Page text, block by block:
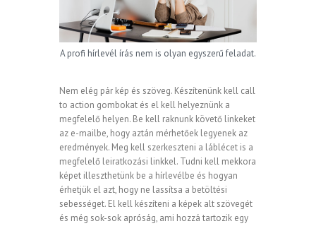
A profi hírlevél írás nem is olyan egyszerű feladat.
Nem elég pár kép és szöveg. Készítenünk kell call
to action gombokat és el kell helyeznünk a
megfelelő helyen. Be kell raknunk követő linkeket
az e-mailbe, hogy aztán mérhetőek legyenek az
eredmények. Meg kell szerkeszteni a láblécet is a
megfelelő leiratkozási linkkel. Tudni kell mekkora
képet illeszthetünk be a hírlevélbe és hogyan
érhetjük el azt, hogy ne lassítsa a betöltési
sebességet. El kell készíteni a képek alt szövegét
és még sok-sok apróság, ami hozzá tartozik egy